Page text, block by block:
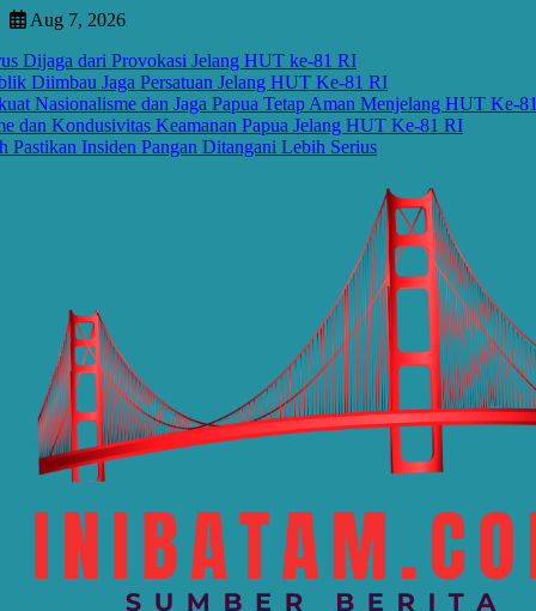
Skip
content
Aug 7, 2026
dari Provokasi Jelang HUT ke-81 RI
Jaga Persatuan Jelang HUT Ke-81 RI
dan Jaga Papua Tetap Aman Menjelang HUT Ke-81 RI
Keamanan Papua Jelang HUT Ke-81 RI
Insiden Pangan Ditangani Lebih Serius